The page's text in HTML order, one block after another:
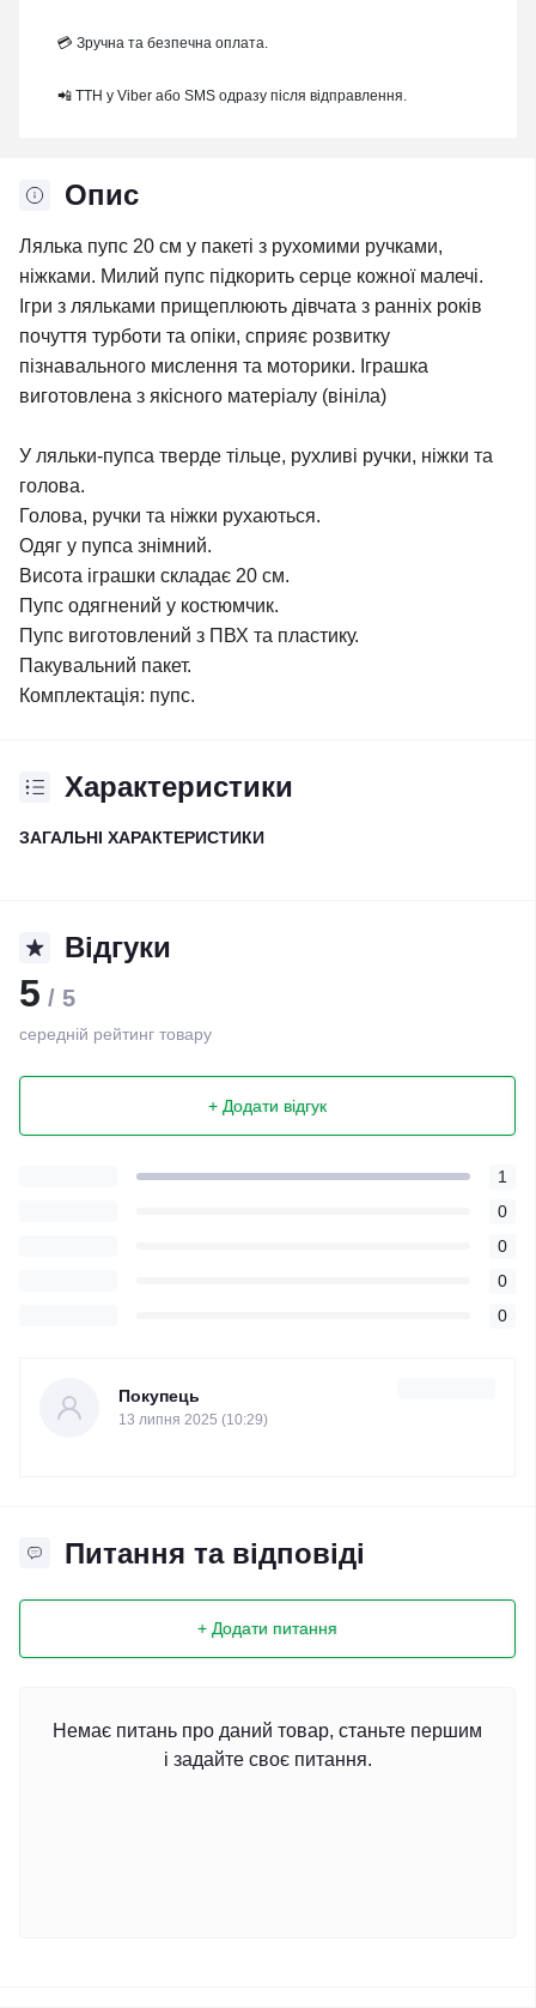
Опис
Лялька пупс 20 см у пакеті з рухомими ручками,
ніжками. Милий пупс підкорить серце кожної малечі.
Ігри з ляльками прищеплюють дівчата з ранніх років
почуття турботи та опіки, сприяє розвитку
пізнавального мислення та моторики. Іграшка
виготовлена ​​з якісного матеріалу (вініла)
У ляльки-пупса тверде тільце, рухливі ручки, ніжки та
голова.
Голова, ручки та ніжки рухаються.
Одяг у пупса знімний.
Висота іграшки складає 20 см.
Пупс одягнений у костюмчик.
Пупс виготовлений з ПВХ та пластику.
Пакувальний пакет.
Комплектація: пупс.
Характеристики
ЗАГАЛЬНІ ХАРАКТЕРИСТИКИ
Відгуки
5 / 5
середній рейтинг товару
+ Додати відгук
1
0
0
0
0
Покупець
13 липня 2025 (10:29)
Питання та відповіді
+ Додати питання
Немає питань про даний товар, станьте першим
і задайте своє питання.
💳 Зручна та безпечна оплата.
📲 ТТН у Viber або SMS одразу після відправлення.